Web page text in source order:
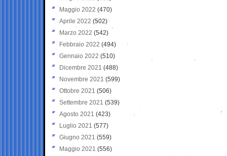
Maggio 2022 (470)
Aprile 2022 (502)
Marzo 2022 (542)
Febbraio 2022 (494)
Gennaio 2022 (510)
Dicembre 2021 (488)
Novembre 2021 (599)
Ottobre 2021 (506)
Settembre 2021 (539)
Agosto 2021 (423)
Luglio 2021 (577)
Giugno 2021(559)
Maggio 2021 (556)